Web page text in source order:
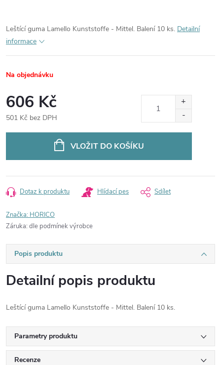
Leštící guma Lamello Kunststoffe - Mittel. Balení 10 ks. Detailní
informace
Na objednávku
606 Kč
501 Kč bez DPH
VLOŽIT DO KOŠÍKU
Dotaz k produktu Hlídací pes Sdílet
Značka: HORICO
Záruka: dle podmínek výrobce
Popis produktu
Detailní popis produktu
Leštící guma Lamello Kunststoffe - Mittel. Balení 10 ks.
Parametry produktu
Recenze